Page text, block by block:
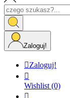
Zaloguj!
Zaloguj!

Wishlist (0)
